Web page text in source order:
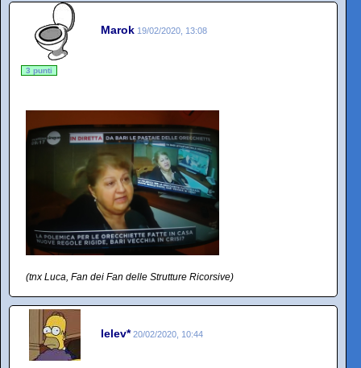
Marok 19/02/2020, 13:08
3 punti
(tnx Luca, Fan dei Fan delle Strutture Ricorsive)
lelev* 20/02/2020, 10:44